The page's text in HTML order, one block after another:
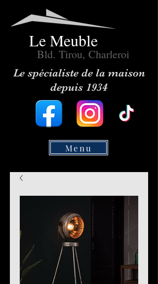
Le Meuble
Bld. Tirou, Charleroi
Le spécialiste de la maison
depuis 1934
Menu